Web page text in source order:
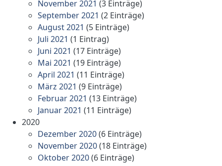
November 2021 (3 Einträge)
September 2021 (2 Einträge)
August 2021 (5 Einträge)
Juli 2021 (1 Eintrag)
Juni 2021 (17 Einträge)
Mai 2021 (19 Einträge)
April 2021 (11 Einträge)
März 2021 (9 Einträge)
Februar 2021 (13 Einträge)
Januar 2021 (11 Einträge)
2020
Dezember 2020(6 Einträge)
November 2020(18 Einträge)
Oktober 2020(6 Einträge)